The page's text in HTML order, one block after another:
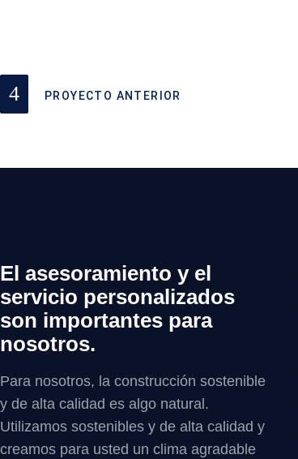
PROYECTO ANTERIOR
El asesoramiento y el
servicio personalizados
son importantes para
nosotros.
Para nosotros, la construcción sostenible
y de alta calidad es algo natural.
Utilizamos sostenibles y de alta calidad y
creamos para usted un clima agradable